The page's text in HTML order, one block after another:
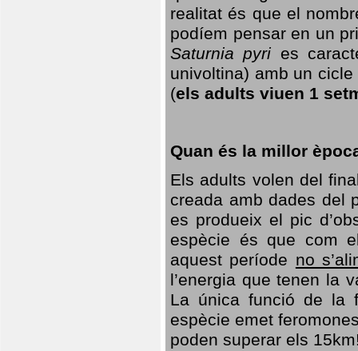
realitat és que el
podíem pensar en un
Saturnia pyri es
univoltina) amb un
(els adults viuen 1
Quan és la millor
Els adults volen del
creada amb dades del
es produeix el pic
espècie és que com
aquest període no
l’energia que tenen la
La única funció de la
espècie emet
poden superar els